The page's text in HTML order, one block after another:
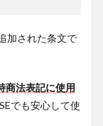
加された条文で
商法表記に使用
でも安心して使